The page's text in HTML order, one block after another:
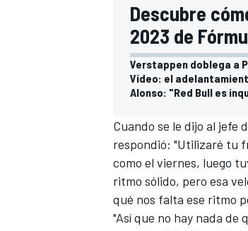
Descubre
2023 de
Verstappen doblega a
Vídeo: el
Alonso: "Red Bull es
Cuando se le dijo al jefe
respondió: "Utilizaré tu
como el viernes, luego
ritmo sólido, pero esa
qué nos falta ese ritmo
"Así que no hay nada